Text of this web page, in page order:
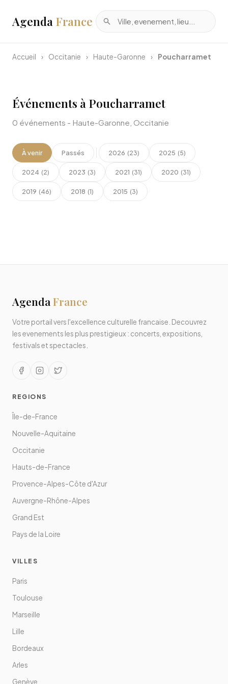
Agenda France
Accueil › Occitanie › Haute-Garonne › Poucharramet
Événements à Poucharramet
0 événements - Haute-Garonne, Occitanie
À venir Passés 2026 (23) 2025 (5)
2024 (2) 2023 (3) 2021 (31) 2020 (31)
2019 (46) 2018 (1) 2015 (3)
Agenda France
Votre portail vers l'excellence culturelle francaise. Decouvrez
les evenements les plus prestigieux : concerts, expositions,
festivals et spectacles.
REGIONS
Île-de-France
Nouvelle-Aquitaine
Occitanie
Hauts-de-France
Provence-Alpes-Côte d'Azur
Auvergne-Rhône-Alpes
Grand Est
Pays de la Loire
VILLES
Paris
Toulouse
Marseille
Lille
Bordeaux
Arles
Genève